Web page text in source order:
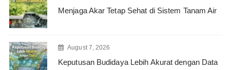
Menjaga Akar Tetap Sehat di Sistem Tanam Air
August 7, 2026
Keputusan Budidaya Lebih Akurat dengan Data